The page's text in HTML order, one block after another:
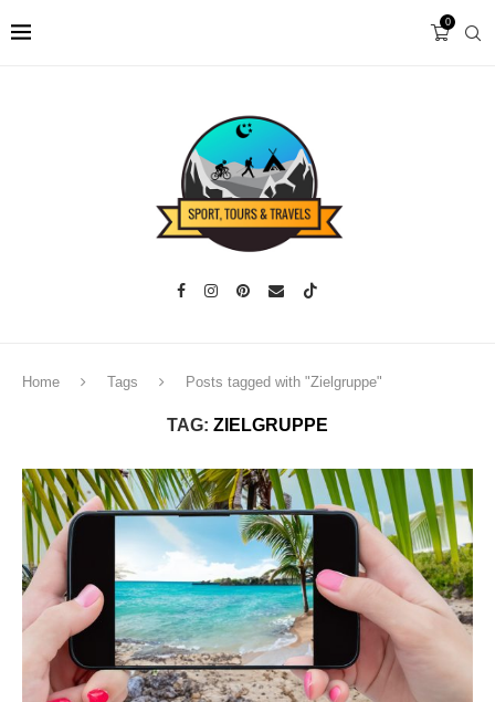
0
Home Tags Posts tagged with "Zielgruppe"
TAG: ZIELGRUPPE